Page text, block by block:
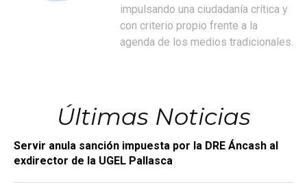
impulsando una ciudadanía crítica y
con criterio propio frente a la
agenda de los medios tradicionales.
Últimas Noticias
Servir anula sanción impuesta por la DRE Áncash al
exdirector de la UGEL Pallasca